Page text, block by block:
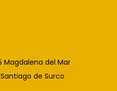
Magdalena del Mar
de Surco